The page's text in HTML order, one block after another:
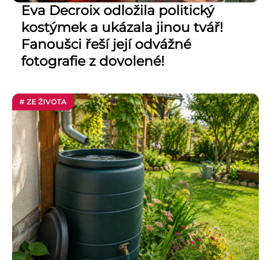
Eva Decroix odložila politický
kostýmek a ukázala jinou tvář!
Fanoušci řeší její odvážné
fotografie z dovolené!
# ZE ŽIVOTA